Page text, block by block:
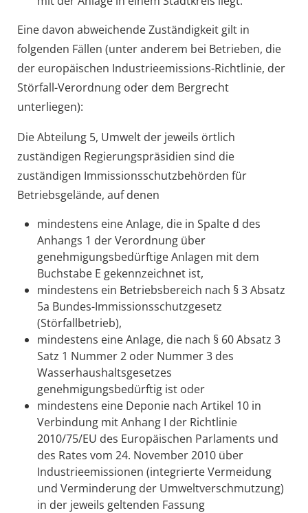
Eine davon abweichende Zuständigkeit gilt in
folgenden Fällen (unter anderem bei Betrieben, die
der europäischen Industrieemissions-Richtlinie, der
Störfall-Verordnung oder dem Bergrecht
unterliegen):
Die Abteilung 5, Umwelt der jeweils örtlich
zuständigen Regierungspräsidien sind die
zuständigen Immissionsschutzbehörden für
Betriebsgelände, auf denen
mindestens eine Anlage, die in Spalte d des
Anhangs 1 der Verordnung über
genehmigungsbedürftige Anlagen mit dem
Buchstabe E gekennzeichnet ist,
mindestens ein Betriebsbereich nach § 3 Absatz
5a Bundes-Immissionsschutzgesetz
(Störfallbetrieb),
mindestens eine Anlage, die nach § 60 Absatz 3
Satz 1 Nummer 2 oder Nummer 3 des
Wasserhaushaltsgesetzes
genehmigungsbedürftig ist oder
mindestens eine Deponie nach Artikel 10 in
Verbindung mit Anhang I der Richtlinie
2010/75/EU des Europäischen Parlaments und
des Rates vom 24. November 2010 über
Industrieemissionen (integrierte Vermeidung
und Verminderung der Umweltverschmutzung)
in der jeweils geltenden Fassung